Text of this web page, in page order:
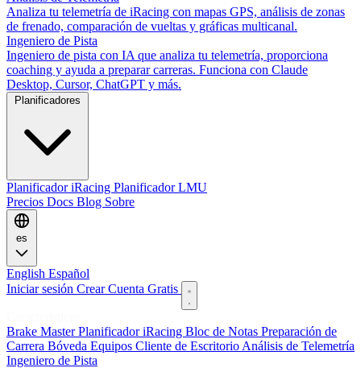
Analiza tu telemetría de iRacing con mapas GPS, análisis de zonas
de frenado, comparación de vueltas y gráficas multicanal.
Ingeniero de Pista
Ingeniero de pista con IA que analiza tu telemetría, proporciona
coaching y ayuda a preparar carreras. Funciona con Claude
Desktop, Cursor, ChatGPT y más.
Planificador iRacing Planificador LMU
Precios Docs Blog Sobre
es
English Español
Iniciar sesión Crear Cuenta Gratis
Brake MasterPlanificador iRacing Bloc de Notas Preparación de
Carrera Bóveda Equipos Cliente de Escritorio Análisis de Telemetría
Ingeniero de Pista